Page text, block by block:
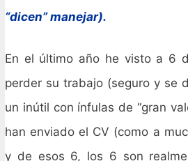
“dicen” manejar).
En el último año he visto a 6
perder su trabajo (seguro y se
un inútil con ínfulas de “gran
han enviado el CV (como a
y de esos 6, los 6 son